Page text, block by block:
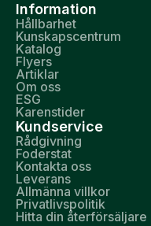
Information
Hållbarhet
Kunskapscentrum
Katalog
Flyers
Artiklar
Om oss
ESG
Karenstider
Kundservice
Rådgivning
Foderstat
Kontakta oss
Leverans
Allmänna villkor
Privatlivspolitik
Hitta din återförsäljare